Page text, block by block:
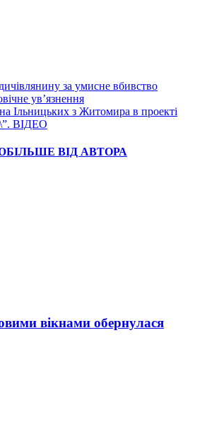
за умисне вбивство
ув’язнення
Ільницьких з Житомира в проекті
ВІДЕО
БІЛЬШЕ ВІД АВТОРА
вікнами обернулася